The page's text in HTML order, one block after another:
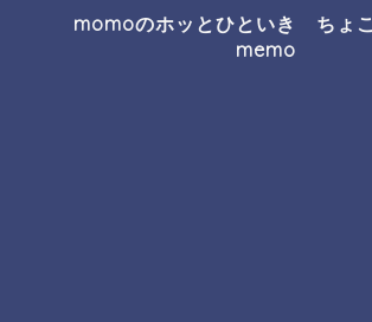
momoのホッとひといき ちょ
memo